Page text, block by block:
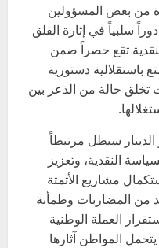
من بعض المسؤولين
سلبياً في إثارة القلق
تقع حصراً ضمن
باستقلالية دستورية
تخلق حالة من الذعر بين
سيظل مرتبطاً
النقدية، وتعزيز
مشاريع الأتمتة
من المضاربات وطمأنة
العملة الوطنية
المواطن آثارها